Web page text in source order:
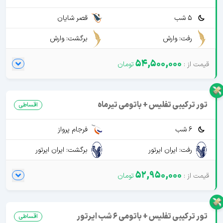
5 شب
قصر شایان
رفت: وارش
برگشت: وارش
54,500,000
تور ترکیبی تفلیس + باتومی تیرماه اقساطی
6 شب
فرجام پرواز
رفت: ایران ایرتور
برگشت: ایران ایرتور
52,950,000
تور ترکیبی تفلیس + باتومی 6 شب ایرتور اقساطی